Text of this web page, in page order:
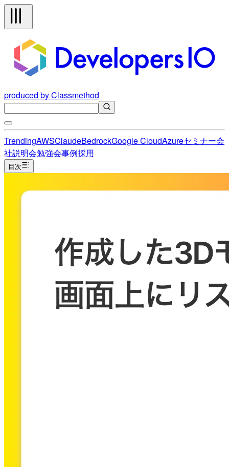
produced by Classmethod
TrendingAWSClaudeBedrockGoogle CloudAzureセミナー会
社説明会勉強会事例採用
目次